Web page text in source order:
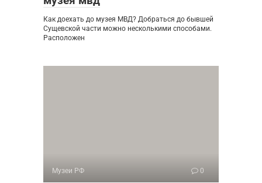
Как доехать до музея МВД? Добраться до бывшей
Сущевской части можно несколькими способами.
Расположен
Музеи РФ 0